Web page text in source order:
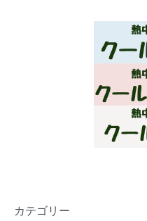
カテゴリー